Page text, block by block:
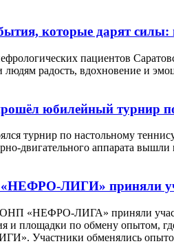
которые дарят силы:
пациентов
людям радость, вдохновение и
юбилейный турнир
турнир по настольному
двигательного аппарата вышли
«НЕФРО-ЛИГИ» приняли
«НЕФРО-ЛИГА» приняли
и площадки по обмену опытом,
Участники обменялись